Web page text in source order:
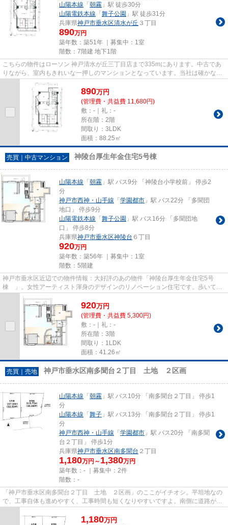
山陽本線 「 朝霧 」駅 徒歩30分
山陽電鉄本線 「 舞子公園 」駅 徒歩31分
兵庫県神戸市垂水区清水が丘 ３丁目
890万円
築年数：築51年 ｜募集中： 1室
階数：7階建 地下1階
こちらの物件はローソン 神戸清水が丘三丁目店まで335mにあります。中古であ
りながら、室内もきれいな一押しのマンションとなっています。当社は確かな不
動産情報をご提供しております...
890万円
(管理費・共益費 11,680円)
敷：-｜礼：-
所在階：2階
間取り：3LDK
面積：88.25㎡
売買｜中古マンション 神陵台厚生年金住宅5号棟
山陽本線 「 朝霧 」駅 バス9分 「神陵台小学校前」 停歩2
分
神戸市西神・山手線 「 学園都市 」駅 バス22分 「多聞団
地口」 停歩9分
山陽電鉄本線 「 舞子公園 」駅 バス16分 「多聞団地
口」 停歩8分
兵庫県神戸市垂水区神陵台 ６丁目
920万円
築年数：築56年 ｜募集中： 1室
階数：5階建
神戸市垂水区近辺での物件情報：大好評のあの物件「神陵台厚生年金住宅5号
棟 」。女性アーティスト渾身のデザインのリノベーション住宅です。歩いて
126mのところに神戸神陵台郵便局が...
920万円
(管理費・共益費 5,300円)
敷：-｜礼：-
所在階：3階
間取り：1LDK
面積：41.26㎡
売買｜売地 神戸市垂水区南多聞台２丁目 土地 ２区画
山陽本線 「 朝霧 」駅 バス10分 「南多聞台２丁目」 停歩1
分
山陽本線 「 舞子 」駅 バス13分 「南多聞台２丁目」 停歩1
分
神戸市西神・山手線 「 学園都市 」駅 バス20分 「南多聞
台２丁目」 停歩1分
兵庫県神戸市垂水区南多聞台 ２丁目
1,180万円～ 1,380万円
築年数：- ｜募集中： 2件
階数：-
「神戸市垂水区南多聞台２丁目 土地 ２区画」のここがイチオシ。平坦地なの
で、工事自体も進めやすく、工事時間も短くなりやすいですよ。南側に道路があ
1,180万円